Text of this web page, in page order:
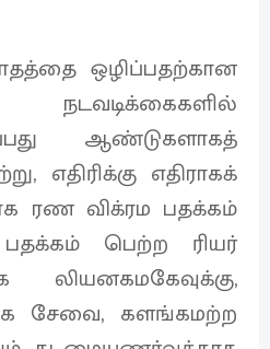
ஒழிப்பதற்கான
ஆண்டுகளாகத்
எதிரிக்கு எதிராகக்
ரண விக்ரம பதக்கம்
பெற்ற ரியர்
லியனகமகேவுக்கு,
சேவை, களங்கமற்ற